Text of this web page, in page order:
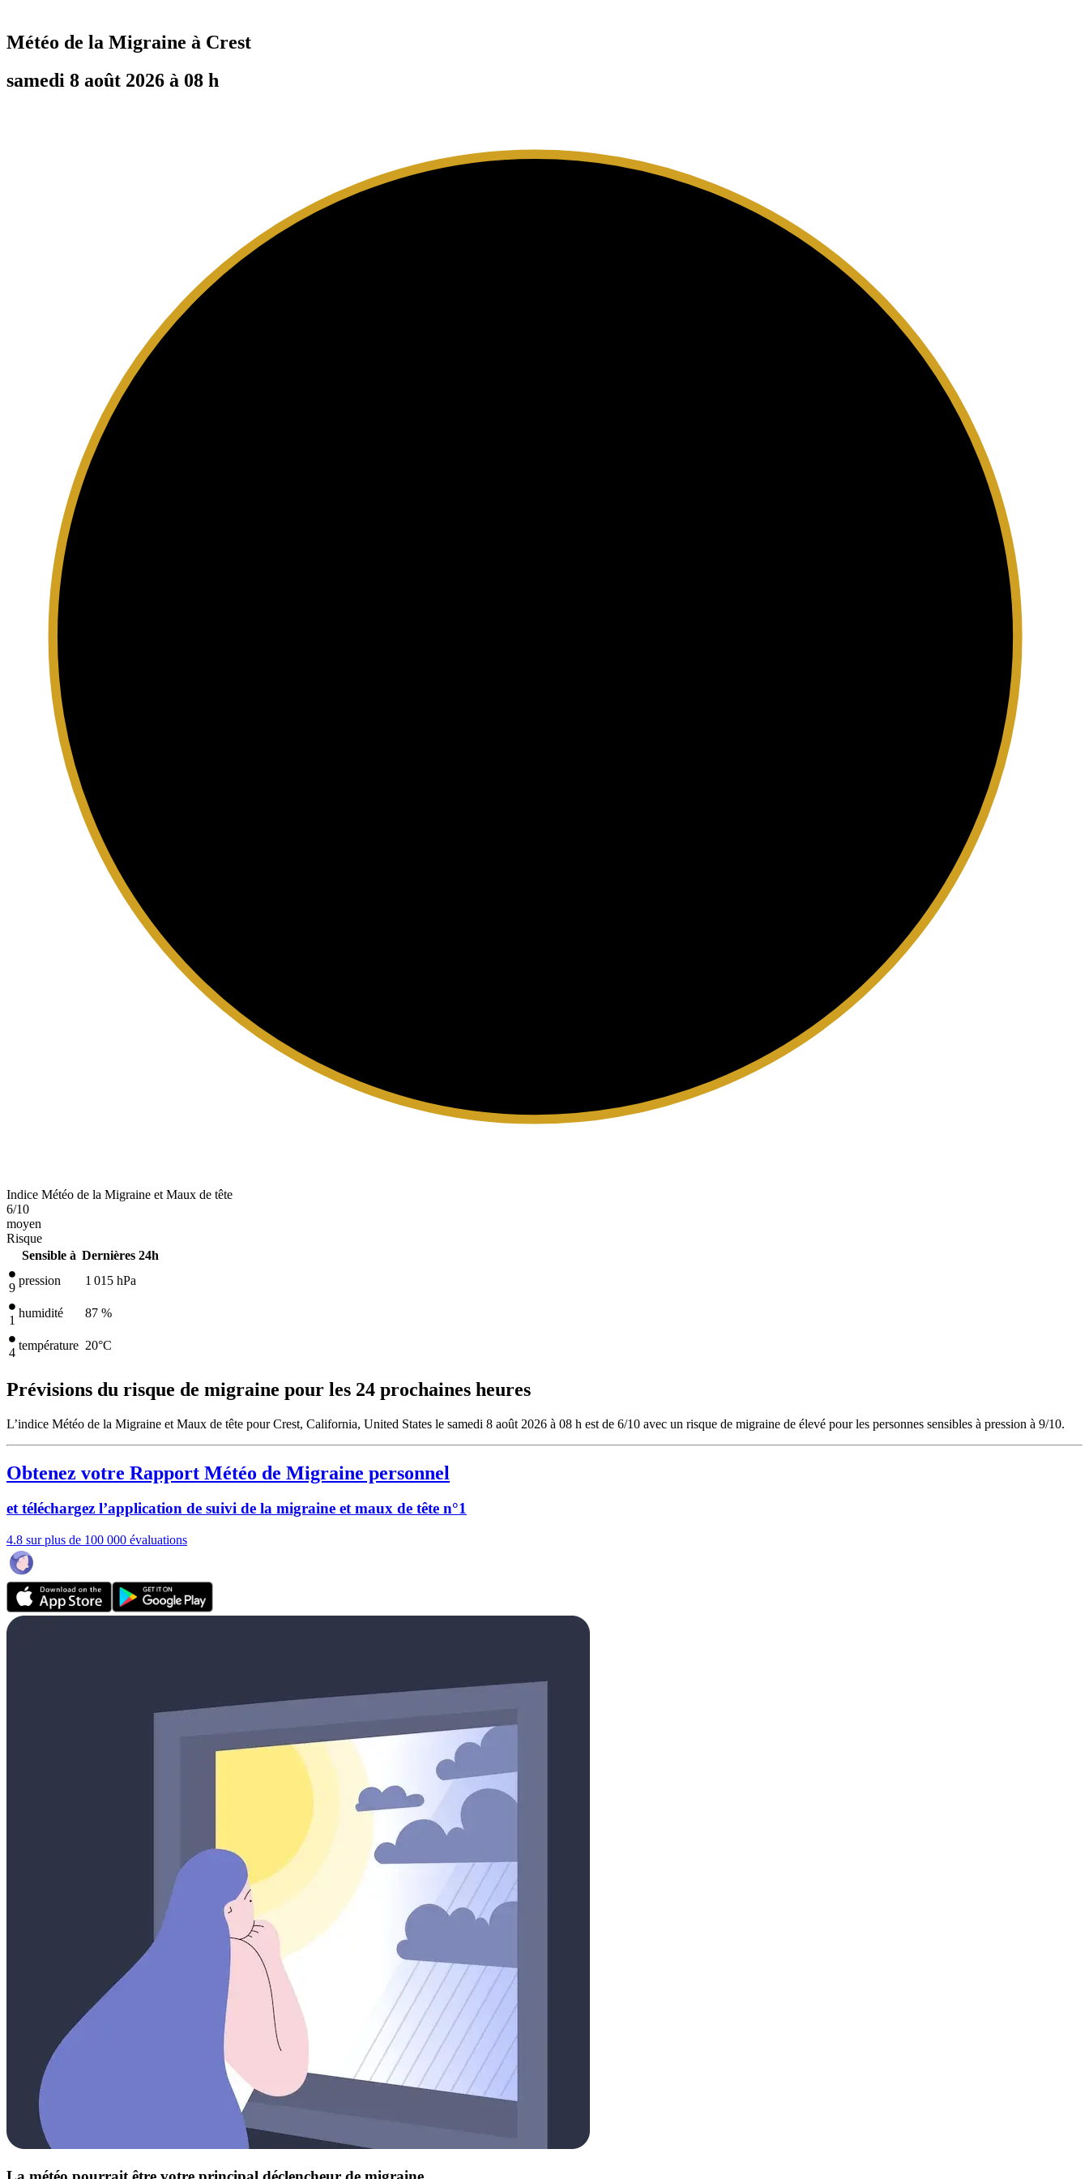
Météo de la Migraine à Crest
samedi 8 août 2026 à 08 h
Indice Météo de la Migraine et Maux de tête
6/10
moyen
Risque
Sensible à Dernières 24h
9
pression 1 015 hPa
1
humidité 87 %
4
température 20°C
Prévisions du risque de migraine pour les 24 prochaines heures
L’indice Météo de la Migraine et Maux de tête pour Crest, California, United States le samedi 8 août 2026 à 08 h est de 6/10 avec un risque de migraine de élevé pour les personnes sensibles à pression à 9/10.
Obtenez votre Rapport Météo de Migraine personnel
et téléchargez l’application de suivi de la migraine et maux de tête n°1
4.8 sur plus de 100 000 évaluations